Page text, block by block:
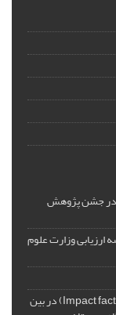
در جشن پژوهش
بار در سه ارزیابی وزارت علوم
مجله مخاطرات محیط طبیعی، بالاترین ضریب تأثیر (Impact factor) در بین